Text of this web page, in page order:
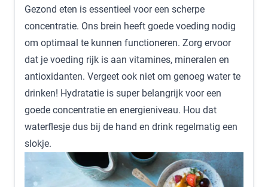
Gezond eten is essentieel voor een scherpe
concentratie. Ons brein heeft goede voeding nodig
om optimaal te kunnen functioneren. Zorg ervoor
dat je voeding rijk is aan vitamines, mineralen en
antioxidanten. Vergeet ook niet om genoeg water te
drinken! Hydratatie is super belangrijk voor een
goede concentratie en energieniveau. Hou dat
waterflesje dus bij de hand en drink regelmatig een
slokje.